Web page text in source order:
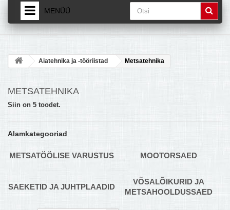
MENÜÜ
TOOTED
MULTIKEETJA.EE OSTUABI
BOONUSPROGRAMM
TÕUKERATAD
Aiatehnika ja -tööriistad Metsatehnika
METSATEHNIKA
Siin on 5 toodet.
Alamkategooriad
METSATÖÖLISE VARUSTUS MOOTORSAED
SAEKETID JA JUHTPLAADID
VÕSALÕIKURID JA
METSAHOOLDUSSAED